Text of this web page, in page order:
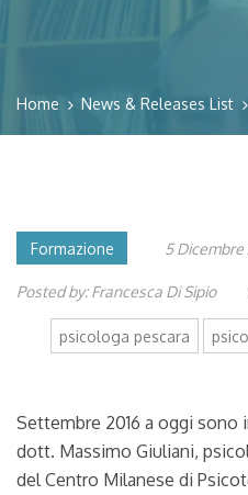
Home News & Releases List
Formazione 5 Dicembre
Posted by: Francesca Di Sipio
psicologa pescara
Settembre 2016 a oggi sono
dott. Massimo Giuliani,
del Centro Milanese di